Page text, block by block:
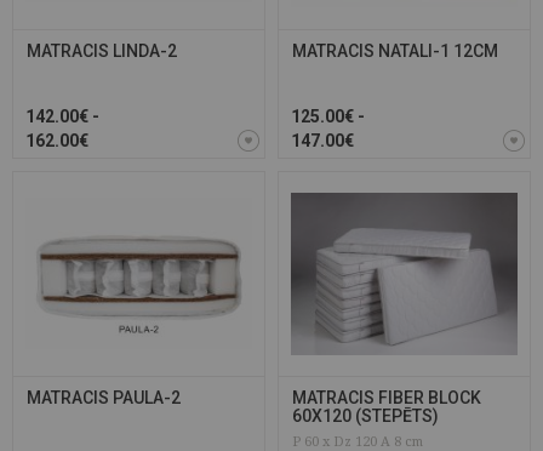
MATRACIS LINDA-2
142.00€ -
162.00€
MATRACIS NATALI-1 12CM
125.00€ -
147.00€
MATRACIS PAULA-2
MATRACIS FIBER BLOCK
60X120 (STEPĒTS)
P 60 x Dz 120 A 8 cm